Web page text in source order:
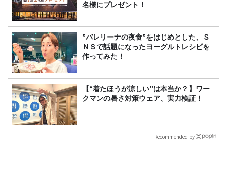
名様にプレゼント！
”バレリーナの夜食”をはじめとした、Ｓ
ＮＳで話題になったヨーグルトレシピを
作ってみた！
【“着たほうが涼しい”は本当か？】ワー
クマンの暑さ対策ウェア、実力検証！
Recommended by